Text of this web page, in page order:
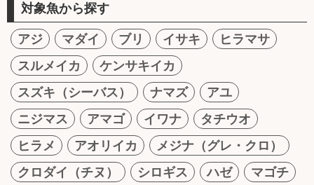
対象魚から探す
アジ マダイ ブリ イサキ
ヒラマサ
スルメイカ
ケンサキイカ
スズキ（シーバス）
ナマズ
アユ
ニジマス
アマゴ イワナ
タチウオ
ヒラメ
アオリイカ
メジナ（グレ・クロ）
クロダイ（チヌ）
シロギス ハゼ
マゴチ